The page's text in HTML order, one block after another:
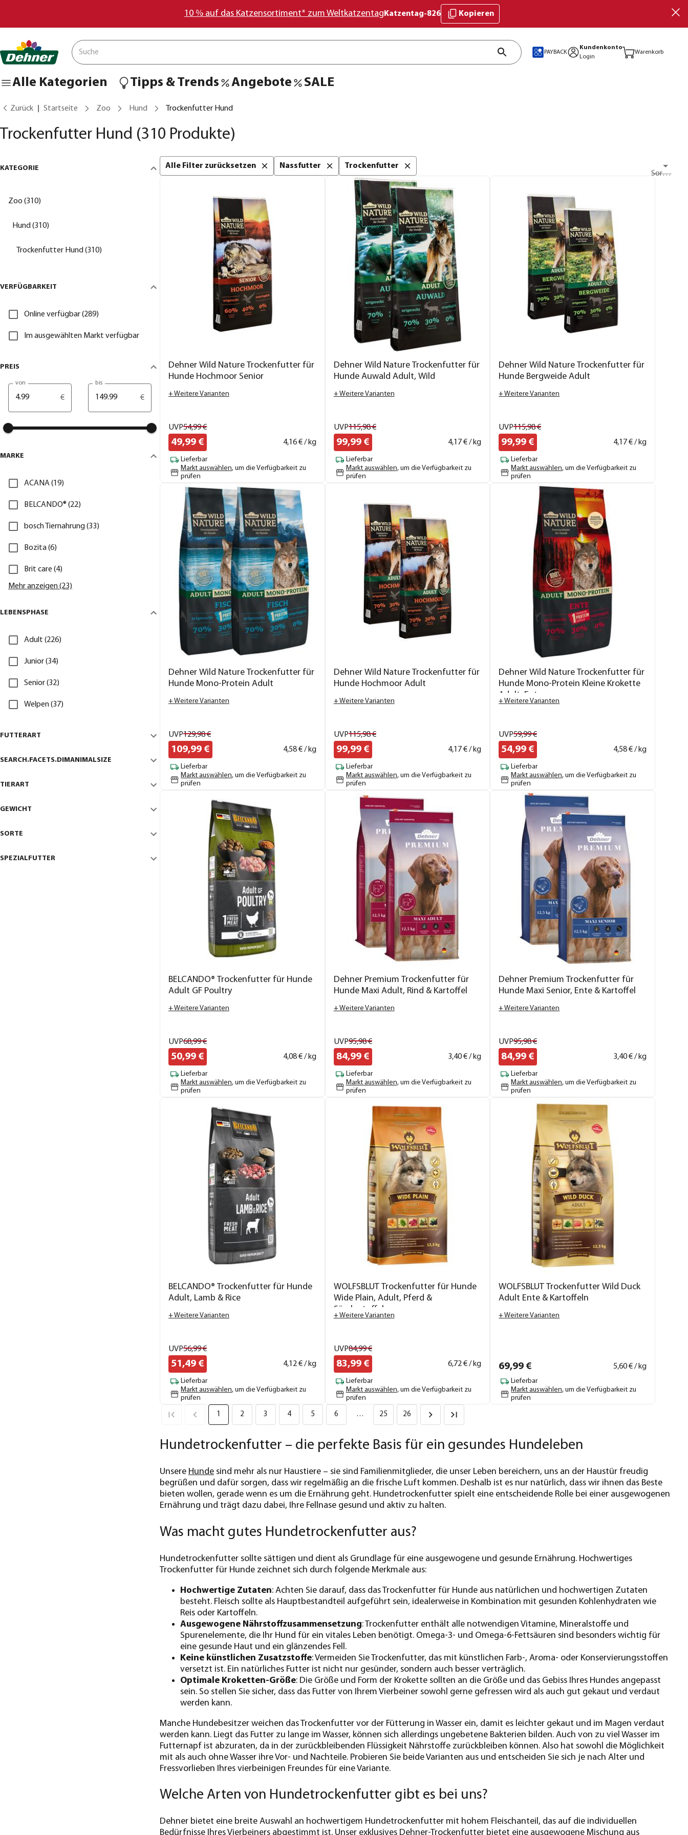
10 % auf das Katzensortiment* zum Weltkatzentag Katzentag-826 Kopieren
PAYBACK
Kundenkonto
Login
Warenkorb
Alle Kategorien Tipps & Trends Angebote SALE
Zurück Startseite Zoo Hund Trockenfutter Hund
Trockenfutter Hund (310 Produkte)
KATEGORIE
Zoo (310)
Hund (310)
Trockenfutter Hund (310)
VERFÜGBARKEIT
Online verfügbar (289)
Im ausgewählten Markt verfügbar
PREIS
von
€
bis
€
MARKE
ACANA (19)
BELCANDO® (22)
bosch Tiernahrung (33)
Bozita (6)
Brit care (4)
Mehr anzeigen (23)
LEBENSPHASE
Adult (226)
Junior (34)
Senior (32)
Welpen (37)
FUTTERART
SEARCH.FACETS.DIMANIMALSIZE
TIERART
GEWICHT
SORTE
SPEZIALFUTTER
Alle Filter zurücksetzen Nassfutter
Trockenfutter
Sortieren nach
Dehner Wild Nature Trockenfutter für
Hunde Hochmoor Senior
+ Weitere Varianten
UVP54,99€
49,99 € 4,16€ / kg
Lieferbar
Markt auswählen, um die Verfügbarkeit zu
prüfen
Dehner Wild Nature Trockenfutter für
Hunde Auwald Adult, Wild
+ Weitere Varianten
UVP115,98€
99,99€ 4,17€ / kg
Lieferbar
Markt auswählen, um die Verfügbarkeit zu
prüfen
Dehner Wild Nature Trockenfutter für
Hunde Bergweide Adult
+ Weitere Varianten
UVP115,98€
99,99 € 4,17€ / kg
Lieferbar
Markt auswählen, um die Verfügbarkeit zu
prüfen
Dehner Wild Nature Trockenfutter für
Hunde Mono-Protein Adult
+ Weitere Varianten
UVP129,98€
109,99 € 4,58€ / kg
Lieferbar
Markt auswählen, um die Verfügbarkeit zu
prüfen
Dehner Wild Nature Trockenfutter für
Hunde Hochmoor Adult
+ Weitere Varianten
UVP115,98€
99,99€ 4,17€ / kg
Lieferbar
Markt auswählen, um die Verfügbarkeit zu
prüfen
Dehner Wild Nature Trockenfutter für
Hunde Mono-Protein Kleine Krokette
Adult, Ente
+ Weitere Varianten
UVP59,99€
54,99 € 4,58€ / kg
Lieferbar
Markt auswählen, um die Verfügbarkeit zu
prüfen
BELCANDO® Trockenfutter für Hunde
Adult GF Poultry
+ Weitere Varianten
UVP68,99€
50,99 € 4,08€ / kg
Lieferbar
Markt auswählen, um die Verfügbarkeit zu
prüfen
Dehner Premium Trockenfutter für
Hunde Maxi Adult, Rind & Kartoffel
+ Weitere Varianten
UVP95,98€
84,99€ 3,40€ / kg
Lieferbar
Markt auswählen, um die Verfügbarkeit zu
prüfen
Dehner Premium Trockenfutter für
Hunde Maxi Senior, Ente & Kartoffel
+ Weitere Varianten
UVP95,98€
84,99 € 3,40€ / kg
Lieferbar
Markt auswählen, um die Verfügbarkeit zu
prüfen
BELCANDO® Trockenfutter für Hunde
Adult, Lamb & Rice
+ Weitere Varianten
UVP56,99€
51,49 € 4,12€ / kg
Lieferbar
Markt auswählen, um die Verfügbarkeit zu
prüfen
WOLFSBLUT Trockenfutter für Hunde
Wide Plain, Adult, Pferd &
Süsskartoffeln
+ Weitere Varianten
UVP84,99€
83,99€ 6,72€ / kg
Lieferbar
Markt auswählen, um die Verfügbarkeit zu
prüfen
WOLFSBLUT Trockenfutter Wild Duck
Adult Ente & Kartoffeln
+ Weitere Varianten
69,99 € 5,60€ / kg
Lieferbar
Markt auswählen, um die Verfügbarkeit zu
prüfen
1 2 3 4 5 6 … 25 26
Hundetrockenfutter – die perfekte Basis für ein gesundes Hundeleben
Unsere Hunde sind mehr als nur Haustiere – sie sind Familienmitglieder, die unser Leben bereichern, uns an der Haustür freudig
begrüßen und dafür sorgen, dass wir regelmäßig an die frische Luft kommen. Deshalb ist es nur natürlich, dass wir ihnen das Beste
bieten wollen, gerade wenn es um die Ernährung geht. Hundetrockenfutter spielt eine entscheidende Rolle bei einer ausgewogenen
Ernährung und trägt dazu dabei, Ihre Fellnase gesund und aktiv zu halten.
Was macht gutes Hundetrockenfutter aus?
Hundetrockenfutter sollte sättigen und dient als Grundlage für eine ausgewogene und gesunde Ernährung. Hochwertiges
Trockenfutter für Hunde zeichnet sich durch folgende Merkmale aus:
Hochwertige Zutaten: Achten Sie darauf, dass das Trockenfutter für Hunde aus natürlichen und hochwertigen Zutaten
besteht. Fleisch sollte als Hauptbestandteil aufgeführt sein, idealerweise in Kombination mit gesunden Kohlenhydraten wie
Reis oder Kartoffeln.
Ausgewogene Nährstoffzusammensetzung: Trockenfutter enthält alle notwendigen Vitamine, Mineralstoffe und
Spurenelemente, die Ihr Hund für ein vitales Leben benötigt. Omega-3- und Omega-6-Fettsäuren sind besonders wichtig für
eine gesunde Haut und ein glänzendes Fell.
Keine künstlichen Zusatzstoffe: Vermeiden Sie Trockenfutter, das mit künstlichen Farb-, Aroma- oder Konservierungsstoffen
versetzt ist. Ein natürliches Futter ist nicht nur gesünder, sondern auch besser verträglich.
Optimale Kroketten-Größe: Die Größe und Form der Krokette sollten an die Größe und das Gebiss Ihres Hundes angepasst
sein. So stellen Sie sicher, dass das Futter von Ihrem Vierbeiner sowohl gerne gefressen wird als auch gut gekaut und verdaut
werden kann.
Manche Hundebesitzer weichen das Trockenfutter vor der Fütterung in Wasser ein, damit es leichter gekaut und im Magen verdaut
werden kann. Liegt das Futter zu lange im Wasser, können sich allerdings ungebetene Bakterien bilden. Auch von zu viel Wasser im
Futternapf ist abzuraten, da in der zurückbleibenden Flüssigkeit Nährstoffe zurückbleiben können. Also hat sowohl die Möglichkeit
mit als auch ohne Wasser ihre Vor- und Nachteile. Probieren Sie beide Varianten aus und entscheiden Sie sich je nach Alter und
Fressvorlieben Ihres vierbeinigen Freundes für eine Variante.
Welche Arten von Hundetrockenfutter gibt es bei uns?
Dehner bietet eine breite Auswahl an hochwertigem Hundetrockenfutter mit hohem Fleischanteil, das auf die individuellen
Bedürfnisse Ihres Vierbeiners abgestimmt ist. Unser exklusives Dehner-Trockenfutter bietet eine ausgewogene Mischung aus